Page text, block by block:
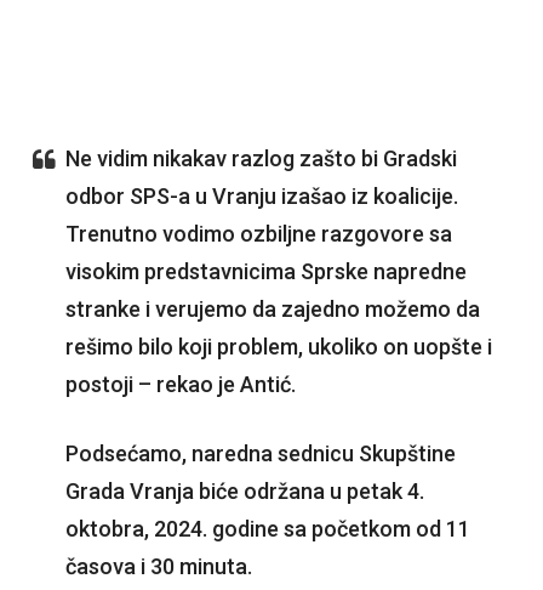
Ne vidim nikakav razlog zašto bi Gradski
odbor SPS-a u Vranju izašao iz koalicije.
Trenutno vodimo ozbiljne razgovore sa
visokim predstavnicima Sprske napredne
stranke i verujemo da zajedno možemo da
rešimo bilo koji problem, ukoliko on uopšte i
postoji – rekao je Antić.
Podsećamo, naredna sednicu Skupštine
Grada Vranja biće održana u petak 4.
oktobra, 2024. godine sa početkom od 11
časova i 30 minuta.